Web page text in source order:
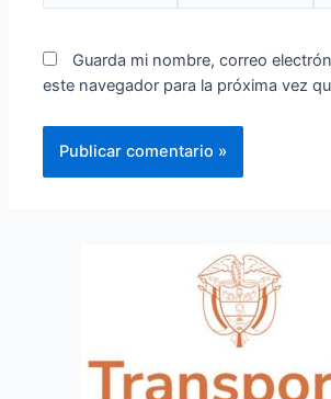
Guarda mi nombre, correo
este navegador para la próxima vez